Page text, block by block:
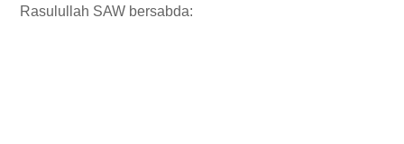
Rasulullah SAW bersabda: